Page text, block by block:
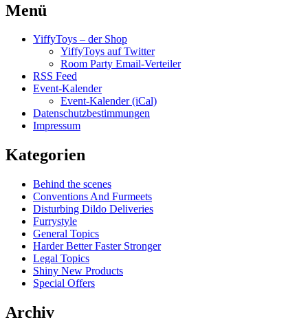
Menü
YiffyToys – der Shop
YiffyToys auf Twitter
Room Party Email-Verteiler
RSS Feed
Event-Kalender
Event-Kalender (iCal)
Datenschutzbestimmungen
Impressum
Kategorien
Behind the scenes
Conventions And Furmeets
Disturbing Dildo Deliveries
Furrystyle
General Topics
Harder Better Faster Stronger
Legal Topics
Shiny New Products
Special Offers
Archiv